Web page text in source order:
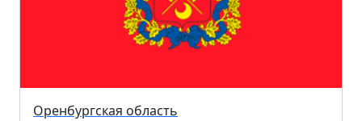
Оренбургская область